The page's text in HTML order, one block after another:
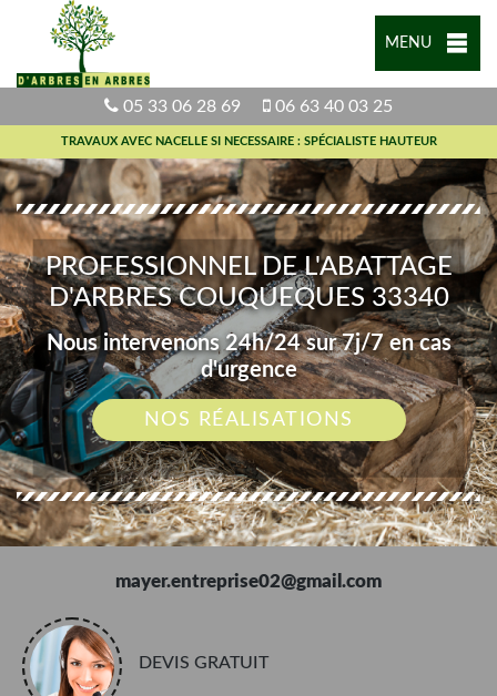
MENU
05 33 06 28 69 06 63 40 03 25
TRAVAUX AVEC NACELLE SI NECESSAIRE : SPÉCIALISTE HAUTEUR
PROFESSIONNEL DE L'ABATTAGE
D'ARBRES COUQUEQUES 33340
Nous intervenons 24h/24 sur 7j/7 en cas
d'urgence
NOS RÉALISATIONS
mayer.entreprise02@gmail.com
DEVIS GRATUIT